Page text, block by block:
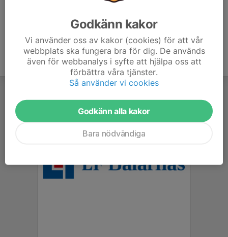
Godkänn kakor
Vi använder oss av kakor (cookies) för att vår
webbplats ska fungera bra för dig. De används
även för webbanalys i syfte att hjälpa oss att
förbättra våra tjänster.
Så använder vi cookies
Godkänn alla kakor
Bara nödvändiga